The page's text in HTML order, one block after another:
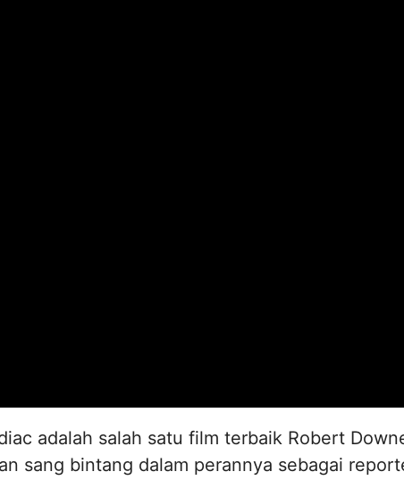
adalah salah satu film terbaik Robert
sang bintang dalam perannya sebagai